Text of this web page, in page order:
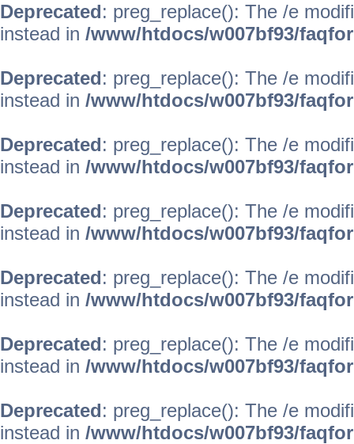
Deprecated: preg_replace(): The /e
instead in /www/htdocs/w007bf93/
Deprecated: preg_replace(): The /e
instead in /www/htdocs/w007bf93/
Deprecated: preg_replace(): The /e
instead in /www/htdocs/w007bf93/
Deprecated: preg_replace(): The /e
instead in /www/htdocs/w007bf93/
Deprecated: preg_replace(): The /e
instead in /www/htdocs/w007bf93/
Deprecated: preg_replace(): The /e
instead in /www/htdocs/w007bf93/
Deprecated: preg_replace(): The /e
instead in /www/htdocs/w007bf93/